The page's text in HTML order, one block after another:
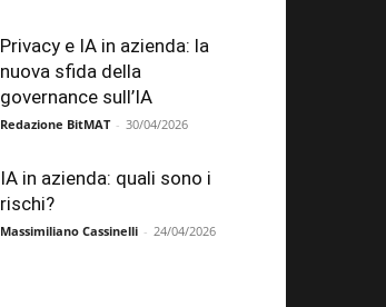
Privacy e IA in azienda: la
nuova sfida della
governance sull’IA
Redazione BitMAT - 30/04/2026
IA in azienda: quali sono i
rischi?
Massimiliano Cassinelli - 24/04/2026